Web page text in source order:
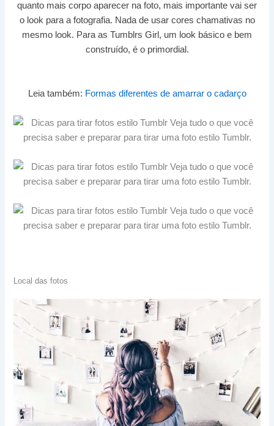
quanto mais corpo aparecer na foto, mais importante vai ser
o look para a fotografia. Nada de usar cores chamativas no
mesmo look. Para as Tumblrs Girl, um look básico e bem
construído, é o primordial.
Leia também: Formas diferentes de amarrar o cadarço
Local das fotos